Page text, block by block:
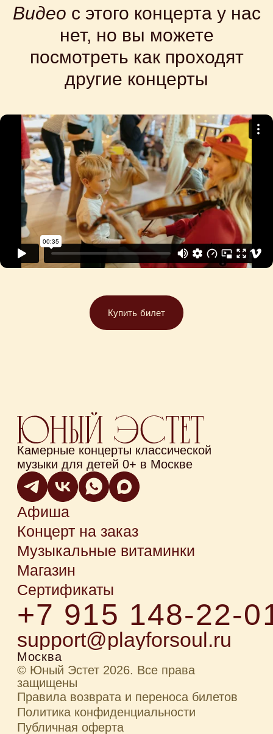
Видео с этого концерта у нас
нет, но вы можете
посмотреть как проходят
другие концерты
Купить билет